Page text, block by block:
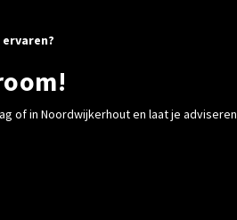
of in Noordwijkerhout en laat je adviseren